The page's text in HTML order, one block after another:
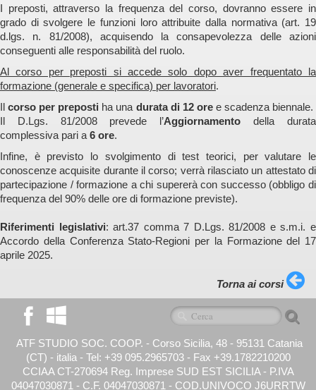
I preposti, attraverso la frequenza del corso, dovranno essere in
grado di svolgere le funzioni loro attribuite dalla normativa (art. 19
d.lgs. n. 81/2008), acquisendo la consapevolezza delle azioni
conseguenti alle responsabilità del ruolo.
Al corso per preposti si accede solo dopo aver frequentato la
formazione (generale e specifica) per lavoratori.
Ilcorso per preposti ha una durata di 12 oree scadenza biennale.
Il D.Lgs. 81/2008 prevede l’Aggiornamento della durata
complessiva pari a 6 ore.
Infine, è previsto lo svolgimento di test teorici, per valutare le
conoscenze acquisite durante il corso; verrà rilasciato un attestato di
partecipazione / formazione a chi supererà con successo (obbligo di
frequenza del 90% delle ore di formazione previste).
Riferimenti legislativi: art.37 comma 7 D.Lgs. 81/2008 e s.m.i. e
Accordo della Conferenza Stato-Regioni per la Formazione del 17
aprile 2025.
Torna ai corsi
ATF STUDIO SOC. COOP. - Corso Sicilia, 48 - 95131 Catania
(CT) - italia - Tel: +39 095.2965703 - Fax +39.1782210200
CCIAA CT-270694 Reg. Imprese SUD EST SICILIA - P.IVA
04047030871 - C.F. 04047030871 - COD.UNIVOCO J6URRTW